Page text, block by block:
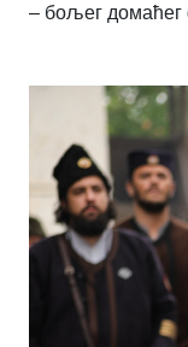
– бољег домаћег